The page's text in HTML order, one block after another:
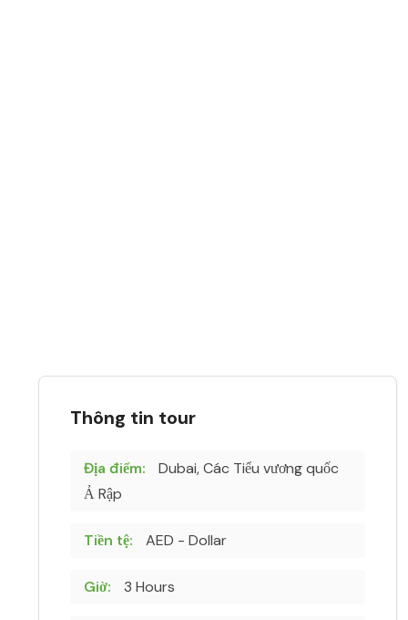
Thông tin tour
Địa điểm:
Dubai, Các Tiểu vương quốc
Ả Rập
Tiền tệ: AED - Dollar
Giờ: 3 Hours